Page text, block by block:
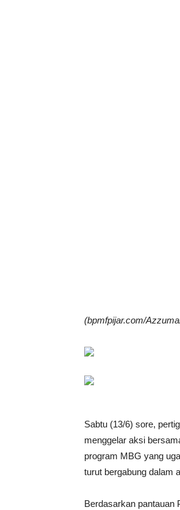
(bpmfpijar.com/
Sabtu (13/6) sore,
menggelar aksi
program MBG yang
turut bergabung dalam
Berdasarkan pantauan